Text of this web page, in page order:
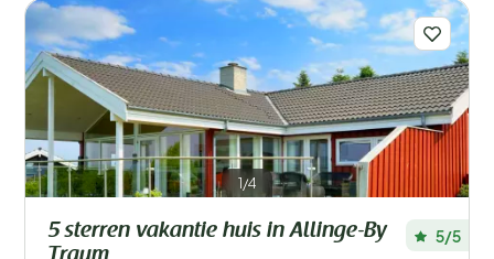
1/4
5 sterren vakantie huis in Allinge-By
5/5